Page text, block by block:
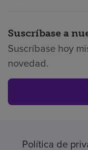
Suscríbase a
Suscríbase hoy
novedad.
Política de